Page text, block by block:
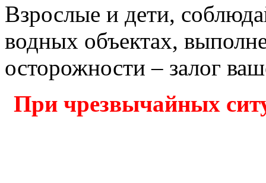
Взрослые и дети,
водных объектах,
осторожности – залог
При чрезвычайных